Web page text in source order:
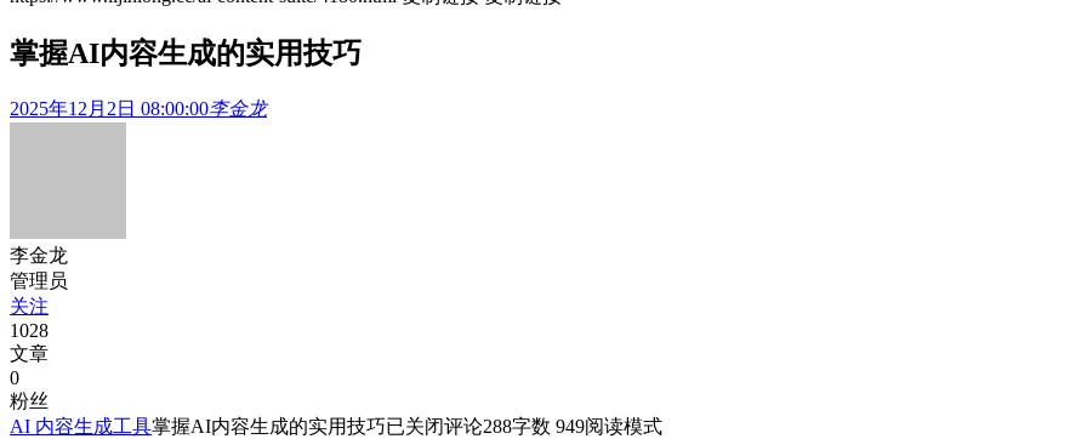
掌握AI内容生成的实用技巧
2025年12月2日 08:00:00李金龙
李金龙
管理员
关注
1028
文章
0
粉丝
AI 内容生成工具掌握AI内容生成的实用技巧已关闭评论288字数 949阅读模式